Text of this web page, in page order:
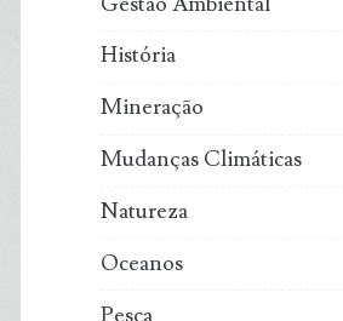
História
Mineração
Mudanças Climáticas
Natureza
Oceanos
Pesca